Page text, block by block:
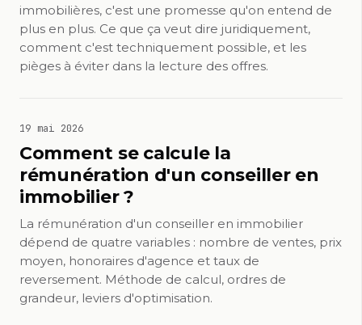
immobilières, c'est une promesse qu'on entend de
plus en plus. Ce que ça veut dire juridiquement,
comment c'est techniquement possible, et les
pièges à éviter dans la lecture des offres.
19 mai 2026
Comment se calcule la
rémunération d'un conseiller en
immobilier ?
La rémunération d'un conseiller en immobilier
dépend de quatre variables : nombre de ventes, prix
moyen, honoraires d'agence et taux de
reversement. Méthode de calcul, ordres de
grandeur, leviers d'optimisation.